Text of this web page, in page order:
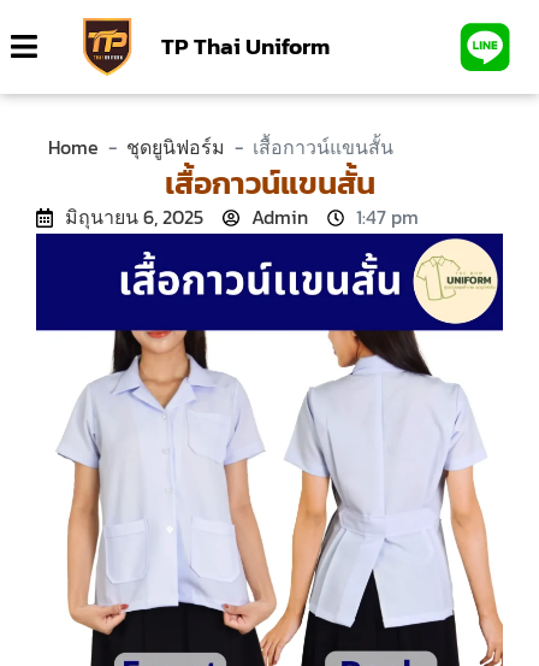
TP Thai Uniform
Home - ชุดยูนิฟอร์ม - เสื้อกาวน์แขนสั้น
เสื้อกาวน์แขนสั้น
มิถุนายน 6, 2025 Admin 1:47 pm